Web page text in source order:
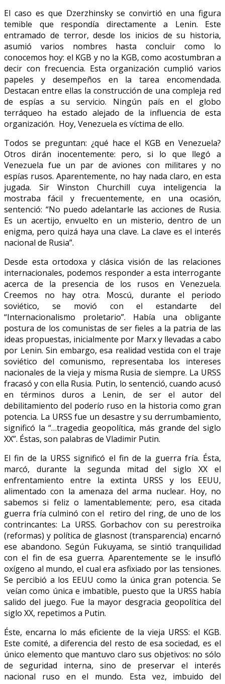
El caso es que Dzerzhinsky se convirtió en una figura
temible que respondía directamente a Lenin. Este
entramado de terror, desde los inicios de su historia,
asumió varios nombres hasta concluir como lo
conocemos hoy: el KGB y no la KGB, como acostumbran a
decir con frecuencia. Esta organización cumplió varios
papeles y desempeños en la tarea encomendada.
Destacan entre ellas la construcción de una compleja red
de espías a su servicio. Ningún país en el globo
terráqueo ha estado alejado de la influencia de esta
organización. Hoy, Venezuela es víctima de ello.
Todos se preguntan: ¿qué hace el KGB en Venezuela?
Otros dirán inocentemente: pero, si lo que llegó a
Venezuela fue un par de aviones con militares y no
espías rusos. Aparentemente, no hay nada claro, en esta
jugada. Sir Winston Churchill cuya inteligencia la
mostraba fácil y frecuentemente, en una ocasión,
sentenció: “No puedo adelantarle las acciones de Rusia.
Es un acertijo, envuelto en un misterio, dentro de un
enigma, pero quizá haya una clave. La clave es el interés
nacional de Rusia”.
Desde esta ortodoxa y clásica visión de las relaciones
internacionales, podemos responder a esta interrogante
acerca de la presencia de los rusos en Venezuela.
Creemos no hay otra. Moscú, durante el periodo
soviético, se movió con el estandarte del
“Internacionalismo proletario”. Había una obligante
postura de los comunistas de ser fieles a la patria de las
ideas propuestas, inicialmente por Marx y llevadas a cabo
por Lenin. Sin embargo, esa realidad vestida con el traje
soviético del comunismo, representaba los intereses
nacionales de la vieja y misma Rusia de siempre. La URSS
fracasó y con ella Rusia. Putin, lo sentenció, cuando acusó
en términos duros a Lenin, de ser el autor del
debilitamiento del poderío ruso en la historia como gran
potencia. La URSS fue un desastre y su derrumbamiento,
significó la “…tragedia geopolítica, más grande del siglo
XX”. Éstas, son palabras de Vladimir Putin.
El fin de la URSS significó el fin de la guerra fría. Ésta,
marcó, durante la segunda mitad del siglo XX el
enfrentamiento entre la extinta URSS y los EEUU,
alimentado con la amenaza del arma nuclear. Hoy, no
sabemos si feliz o lamentablemente; pero, esa citada
guerra fría culminó con el retiro del ring, de uno de los
contrincantes: La URSS. Gorbachov con su perestroika
(reformas) y política de glasnost (transparencia) encarnó
ese abandono. Según Fukuyama, se sintió tranquilidad
con el fin de esa guerra. Aparentemente se le insufló
oxígeno al mundo, el cual era asfixiado por las tensiones.
Se percibió a los EEUU como la única gran potencia. Se
veían como única e imbatible, puesto que la URSS había
salido del juego. Fue la mayor desgracia geopolítica del
siglo XX, repetimos a Putin.
Éste, encarna lo más eficiente de la vieja URSS: el KGB.
Este comité, a diferencia del resto de esa sociedad, es el
único elemento que mantuvo claro sus objetivos: no sólo
de seguridad interna, sino de preservar el interés
nacional ruso en el mundo. Esta vez, imbuido del